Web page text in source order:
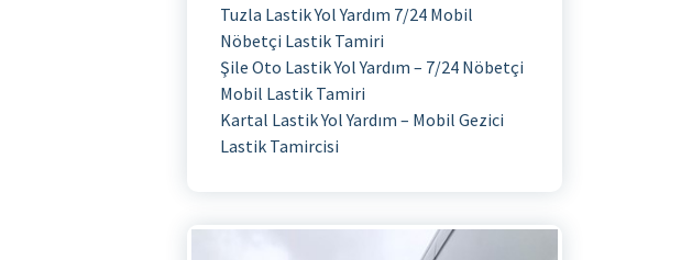
Tuzla Lastik Yol Yardım 7/24 Mobil
Nöbetçi Lastik Tamiri
Şile Oto Lastik Yol Yardım – 7/24 Nöbetçi
Mobil Lastik Tamiri
Kartal Lastik Yol Yardım – Mobil Gezici
Lastik Tamircisi